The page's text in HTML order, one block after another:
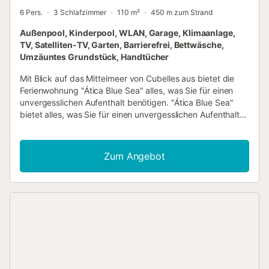
6 Pers. 3 Schlafzimmer 110 m² 450 m zum Strand
Außenpool, Kinderpool, WLAN, Garage, Klimaanlage,
TV, Satelliten-TV, Garten, Barrierefrei, Bettwäsche,
Umzäuntes Grundstück, Handtücher
Mit Blick auf das Mittelmeer von Cubelles aus bietet die
Ferienwohnung "Ática Blue Sea" alles, was Sie für einen
unvergesslichen Aufenthalt benötigen. "Ática Blue Sea"
bietet alles, was Sie für einen unvergesslichen Aufenthalt
Unterkunft über ein Wohnzimmer, eine voll ausgestattete
Küche, 3 Schlafzimmer und 2 Bäder, die gemütlich 6
Personen beherbergen können. Darüber hinaus verfügt es
über Highspeed-Wi-Fi, ideal für Videoanrufe, Klimaanlage,
Zum Angebot